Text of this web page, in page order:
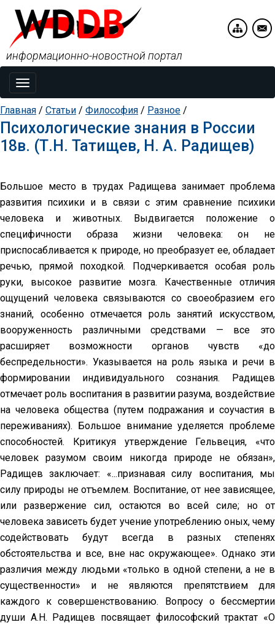
Toggle
navigation
информационно-новостной портал
Главная / Статьи / Философия / Разное /
Психологические знания в России
18в. (Т.Н. Татищев, Н. А. Радищев)
Большое место в трудах Радищева занимает проблема
развития психики и в связи с этим сравнение психики
человека и животных. Выдвигается положение о
специфичности образа жизни человека: он не
приспосабливается к природе, но преобразует ее, обладает
речью, прямой походкой. Подчеркивается особая роль
руки, высокое развитие мозга. Качественные отличия
ощущений человека связываются со своеобразием его
знаний, особенно отмечается роль занятий искусством,
вооруженность различными средствами — все это
расширяет возможности органов чувств «до
беспредельности». Указывается на роль языка и речи в
формировании индивидуального сознания. Радищев
отмечает роль воспитания в развитии разума, воздействие
на человека общества (путем подражания и соучастия в
переживаниях). Большое внимание уделяется проблеме
способностей. Критикуя утверждение Гельвеция, «что
человек разумом своим никогда природе не обязан»,
Радищев заключает: «...признавая силу воспитания, мы
силу природы не отъемлем. Воспитание, от нее зависящее,
или развержение сил, остаются во всей силе; но от
человека зависеть будет учение употреблению оных, чему
содействовать будут всегда в разных степенях
обстоятельства и все, вне нас окружающее». Однако эти
различия между людьми «только в одной степени, а не в
существенности» и не являются препятствием для
каждого к совершенствованию. Вопросу о бессмертии
души А.Н. Радищев посвящает философский трактат «О